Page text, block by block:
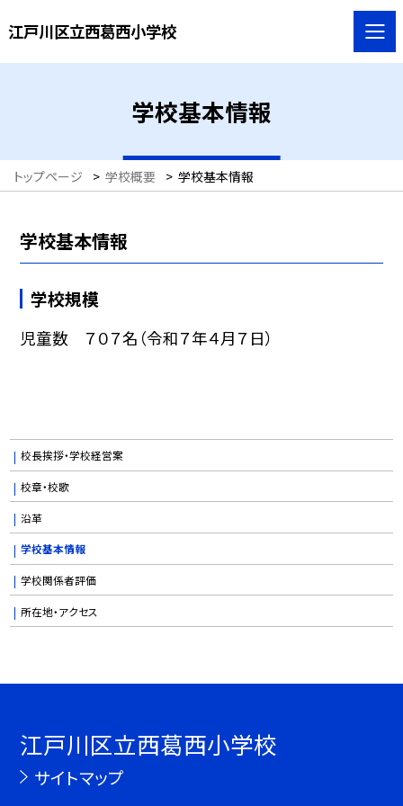
江戸川区立西葛西小学校
学校基本情報
トップページ > 学校概要 > 学校基本情報
学校基本情報
学校規模
児童数 ７０７名（令和７年４月７日）
校長挨拶・学校経営案
校章・校歌
沿革
学校基本情報
学校関係者評価
所在地・アクセス
江戸川区立西葛西小学校
サイトマップ